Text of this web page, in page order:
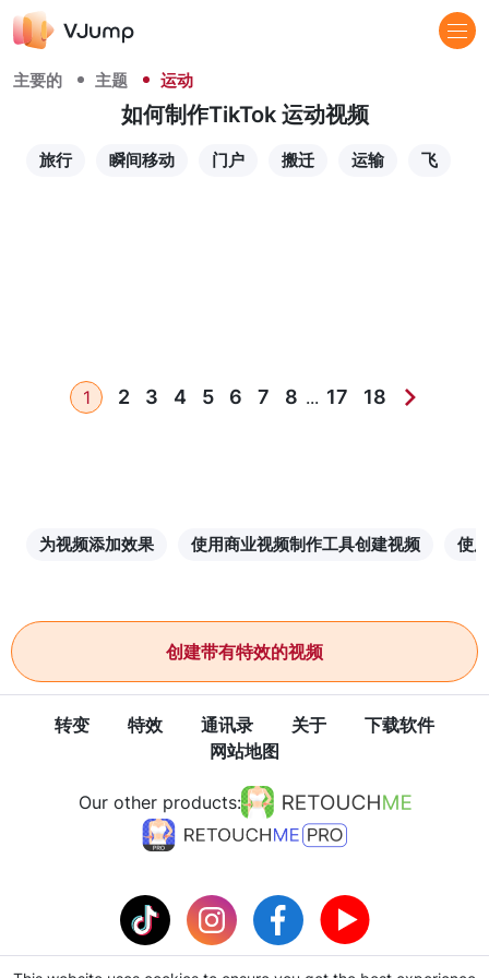
主要的 主题 运动
如何制作TikTok 运动视频
旅行 瞬间移动 门户 搬迁 运输 飞
1 2 3 4 5 6 7 8 ... 17 18
为视频添加效果 使用商业视频制作工具创建视频 使
创建带有特效的视频
转变 特效 通讯录 关于
下载软件
网站地图
Our other products: